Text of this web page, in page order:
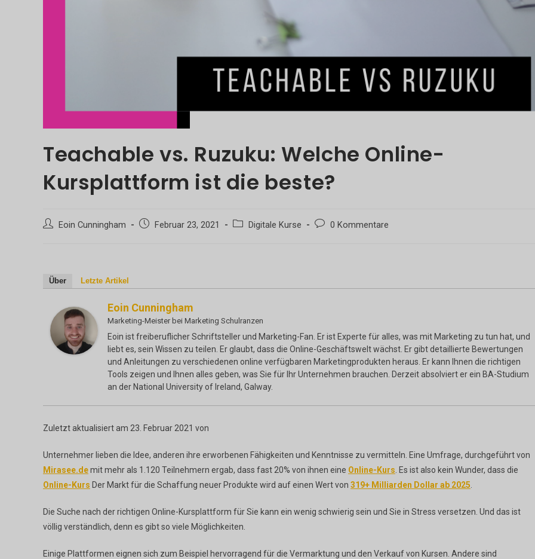
Teachable vs. Ruzuku: Welche Online-
Kursplattform ist die beste?
Beitrags-Eoin Cunningham
BeitragFebruar 23, 2021
Beitrags-Digitale Kurse
Beitrags-
0 Kommentare
Über Letzte Artikel
Eoin Cunningham
Marketing-Meister bei Marketing Schulranzen
Eoin ist freiberuflicher Schriftsteller und Marketing-Fan. Er ist Experte für alles, was mit Marketing zu tun hat, und
liebt es, sein Wissen zu teilen. Er glaubt, dass die Online-Geschäftswelt wächst. Er gibt detaillierte Bewertungen
und Anleitungen zu verschiedenen online verfügbaren Marketingprodukten heraus. Er kann Ihnen die richtigen
Tools zeigen und Ihnen alles geben, was Sie für Ihr Unternehmen brauchen. Derzeit absolviert er ein BA-Studium
an der National University of Ireland, Galway.
Zuletzt aktualisiert am 23. Februar 2021 von
Unternehmer lieben die Idee, anderen ihre erworbenen Fähigkeiten und Kenntnisse zu vermitteln. Eine Umfrage, durchgeführt von
Mirasee.demit mehr als 1.120 Teilnehmern ergab, dass fast 20% von ihnen eine Online-Kurs . Es ist also kein Wunder, dass die
Online-Kurs Der Markt für die Schaffung neuer Produkte wird auf einen Wert von 319+ Milliarden Dollar ab 2025
Die Suche nach der richtigen Online-Kursplattform für Sie kann ein wenig schwierig sein und Sie in Stress versetzen. Und das ist
völlig verständlich, denn es gibt so viele Möglichkeiten.
Einige Plattformen eignen sich zum Beispiel hervorragend für die Vermarktung und den Verkauf von Kursen. Andere sind